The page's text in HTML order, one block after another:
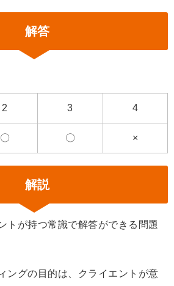
解答
2 3 4
〇 〇 ×
解説
トが持つ常識で解答ができる問題
ングの目的は、クライエントが意